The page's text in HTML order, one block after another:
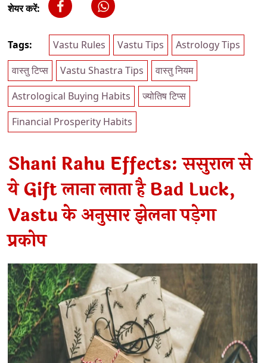
शेयर करें:
Tags: Vastu Rules Vastu Tips
Astrology Tips
वास्तु टिप्स
Vastu Shastra Tips
वास्तु नियम
Astrological Buying Habits
ज्योतिष टिप्स
Financial Prosperity Habits
Shani Rahu Effects: ससुराल से
ये Gift लाना लाता है Bad Luck,
Vastu के अनुसार झेलना पड़ेगा
प्रकोप